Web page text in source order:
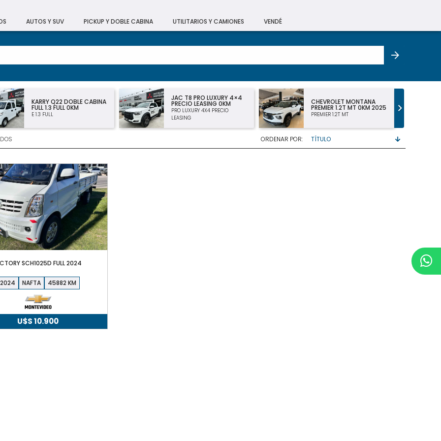
AUTOS Y SUV PICKUP Y DOBLE CABINA UTILITARIOS Y CAMIONES VENDÉ
KARRY Q22 DOBLE CABINA
FULL 1.3 FULL 0KM
E 1.3 FULL
JAC T8 PRO LUXURY 4×4
PRECIO LEASING 0KM
PRO LUXURY 4X4 PRECIO
LEASING
CHEVROLET MONTANA
PREMIER 1.2T MT 0KM 2025
PREMIER 1.2T MT
ORDENAR POR:
SCH1025D FULL 2024
2024 NAFTA 45882
U$S10.900